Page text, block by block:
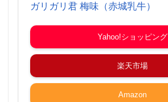
ガリガリ君 梅味（赤城乳牛）
Yahoo!ショッピング
楽天市場
Amazon